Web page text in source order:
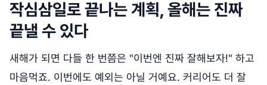
작심삼일로 끝나는 계획, 올해는 진짜
끝낼 수 있다
새해가 되면 다들 한 번쯤은 "이번엔 진짜 잘해보자!" 하고
마음먹죠. 이번에도 예외는 아닐 거예요. 커리어도 더 잘